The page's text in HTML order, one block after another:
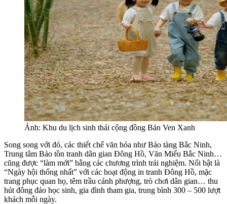
Ảnh: Khu du lịch sinh thái cộng đồng Bản Ven Xanh
Song song với đó, các thiết chế văn hóa như Bảo tàng Bắc Ninh,
Trung tâm Bảo tồn tranh dân gian Đông Hồ, Văn Miếu Bắc Ninh…
cũng được “làm mới” bằng các chương trình trải nghiệm. Nổi bật là
“Ngày hội thống nhất” với các hoạt động in tranh Đông Hồ, mặc
trang phục quan họ, têm trầu cánh phượng, trò chơi dân gian… thu
hút đông đảo học sinh, gia đình tham gia, trung bình 300 – 500 lượt
khách mỗi ngày.